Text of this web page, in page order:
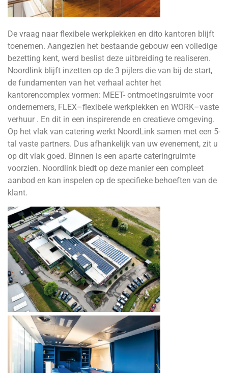
De vraag naar flexibele werkplekken en dito kantoren blijft
toenemen. Aangezien het bestaande gebouw een volledige
bezetting kent, werd beslist deze uitbreiding te realiseren.
Noordlink blijft inzetten op de 3 pijlers die van bij de start,
de fundamenten van het verhaal achter het
kantorencomplex vormen: MEET- ontmoetingsruimte voor
ondernemers, FLEX–flexibele werkplekken en WORK–vaste
verhuur . En dit in een inspirerende en creatieve omgeving.
Op het vlak van catering werkt NoordLink samen met een 5-
tal vaste partners. Dus afhankelijk van uw evenement, zit u
op dit vlak goed. Binnen is een aparte cateringruimte
voorzien. Noordlink biedt op deze manier een compleet
aanbod en kan inspelen op de specifieke behoeften van de
klant.